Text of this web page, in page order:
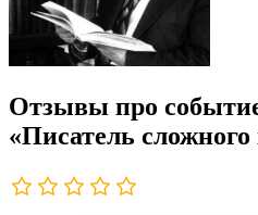
Отзывы про
«Писатель сложного